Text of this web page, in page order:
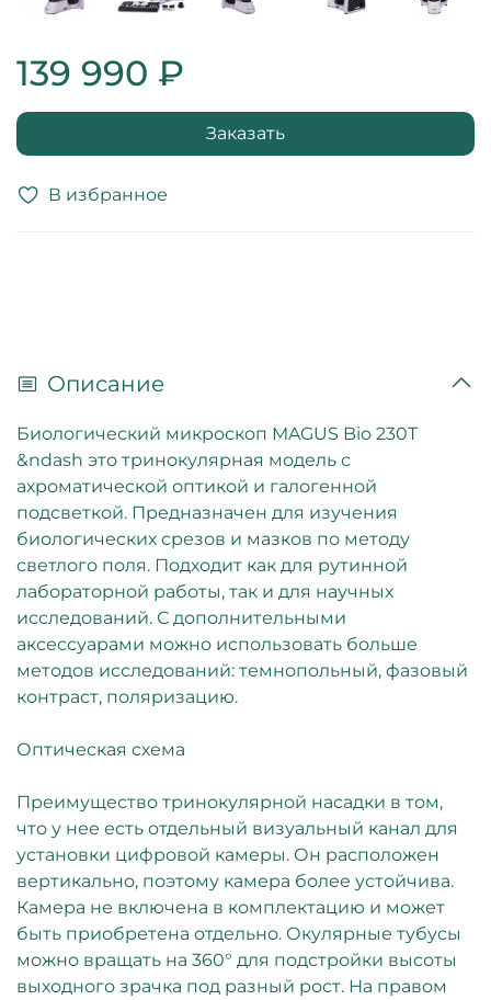
В избранное
139 990 ₽
Заказать
Описание
Биологический микроскоп MAGUS Bio 230T
&ndash это тринокулярная модель с
ахроматической оптикой и галогенной
подсветкой. Предназначен для изучения
биологических срезов и мазков по методу
светлого поля. Подходит как для рутинной
лабораторной работы, так и для научных
исследований. С дополнительными
аксессуарами можно использовать больше
методов исследований: темнопольный, фазовый
контраст, поляризацию.
Оптическая схема
Преимущество тринокулярной насадки в том,
что у нее есть отдельный визуальный канал для
установки цифровой камеры. Он расположен
вертикально, поэтому камера более устойчива.
Камера не включена в комплектацию и может
быть приобретена отдельно. Окулярные тубусы
можно вращать на 360° для подстройки высоты
выходного зрачка под разный рост. На правом